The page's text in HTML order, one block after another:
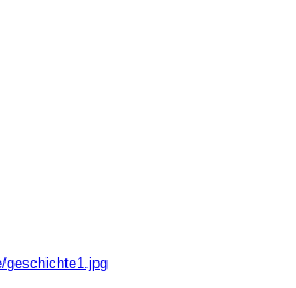
geschichte1.jpg